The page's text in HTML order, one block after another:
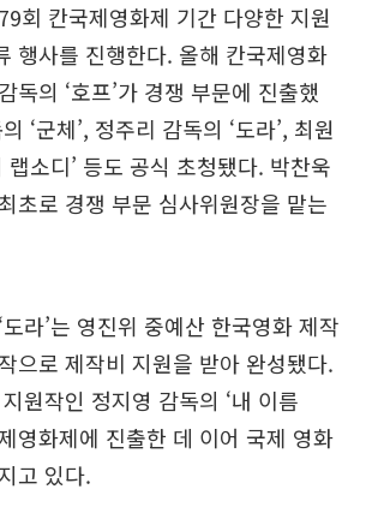
회 칸국제영화제 기간 다양한 지원
행사를 진행한다. 올해 칸국제영화
독의 ‘호프’가 경쟁 부문에 진출했
‘군체’, 정주리 감독의 ‘도라’, 최원
랩소디’ 등도 공식 초청됐다. 박찬욱
초로 경쟁 부문 심사위원장을 맡는
라’는 영진위 중예산 한국영화 제작
으로 제작비 지원을 받아 완성됐다.
원작인 정지영 감독의 ‘내 이름
영화제에 진출한 데 이어 국제 영화
고 있다.